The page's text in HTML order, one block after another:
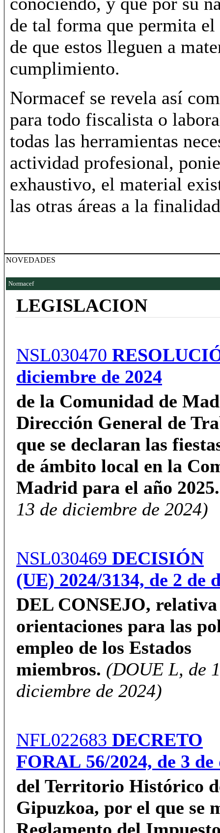
de tal forma que permita
de que estos lleguen a
cumplimiento.
Normacef se revela así
para todo fiscalista o
todas las herramientas
actividad profesional,
exhaustivo, el material
las otras áreas a la
NOVEDADES
Normacef
LEGISLACION
NSL030470
diciembre de 2024
de la Comunidad de
Dirección General de
que se declaran las
de ámbito local en la
Madrid para el año 2025.
13 de diciembre de 2024)
NSL030469 DECISIÓN
(UE) 2024/3134, de 2 de
DEL CONSEJO, relativa
orientaciones para las
empleo de los Estados
miembros. (DOUE L, de
diciembre de 2024)
NFL022683 DECRETO
FORAL 56/2024, de 3
del Territorio Histórico
Gipuzkoa, por el que se